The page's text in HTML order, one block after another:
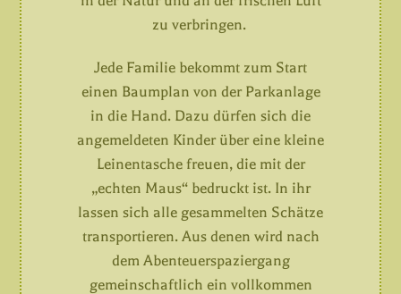
zu verbringen.
Jede Familie bekommt zum Start
einen Baumplan von der Parkanlage
in die Hand. Dazu dürfen sich die
angemeldeten Kinder über eine kleine
Leinentasche freuen, die mit der
„echten Maus“ bedruckt ist. In ihr
lassen sich alle gesammelten Schätze
transportieren. Aus denen wird nach
dem Abenteuerspaziergang
gemeinschaftlich ein vollkommen